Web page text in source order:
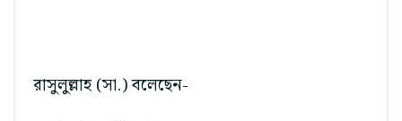
রাসুলুল্লাহ (সা.) বলেছেন-